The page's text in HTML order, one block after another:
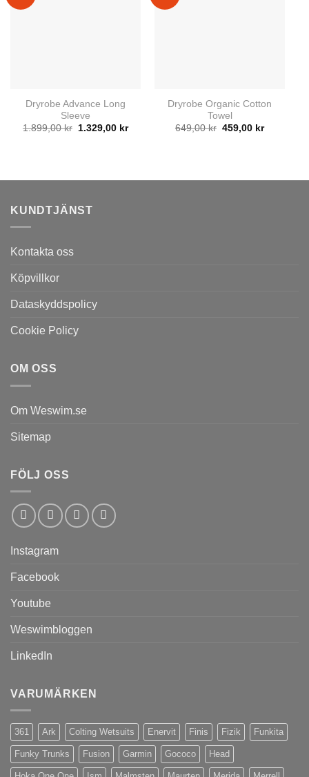
Dryrobe Advance Long
Sleeve
1.899,00kr
Det
1.329,00 krDet
Dryrobe Organic Cotton
Towel
649,00kr Det
459,00 krDet
KUNDTJÄNST
Kontakta oss
Köpvillkor
Dataskyddspolicy
Cookie Policy
OM OSS
Om Weswim.se
Sitemap
FÖLJ OSS
Instagram
Facebook
Youtube
Weswimbloggen
LinkedIn
VARUMÄRKEN
361 Ark Colting Wetsuits Enervit Finis Fizik Funkita
Funky Trunks Fusion Garmin Gococo Head